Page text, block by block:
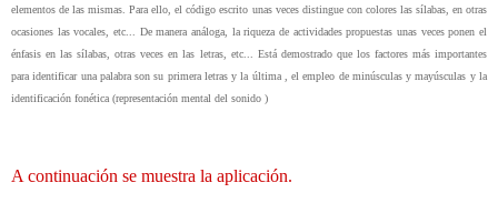
elementos de las mismas. Para ello, el código escrito unas veces distingue con colores las sílabas, en otras
ocasiones las vocales, etc... De manera análoga, la riqueza de actividades propuestas unas veces ponen el
énfasis en las sílabas, otras veces en las letras, etc... Está demostrado que los factores más importantes
para identificar una palabra son su primera letras y la última , el empleo de minúsculas y mayúsculas y la
identificación fonética (representación mental del sonido )
A continuación se muestra la aplicación.